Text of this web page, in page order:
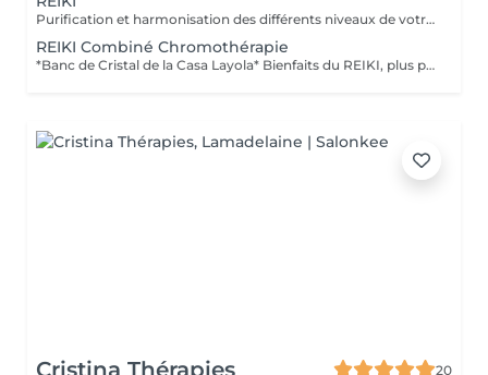
Purification et harmonisation des différents niveaux de votre être physique, émotionnel, mental et spirituel.
REIKI Combiné Chromothérapie
*Banc de Cristal de la Casa Layola* Bienfaits du REIKI, plus purification des corps subtils de l'Être dans sa globalité, permet une meilleure connexion à soi, une relaxation intense, un meilleur ancrage et une clarté d'esprit...
Cristina Thérapies
20